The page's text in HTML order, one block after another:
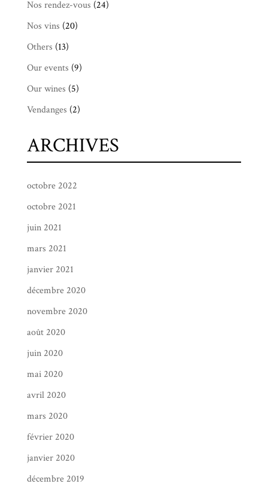
Nos rendez-vous (24)
Nos vins (20)
Others (13)
Our events (9)
Our wines (5)
Vendanges (2)
ARCHIVES
octobre 2022
octobre 2021
juin 2021
mars 2021
janvier 2021
décembre 2020
novembre 2020
août 2020
juin 2020
mai 2020
avril 2020
mars 2020
février 2020
janvier 2020
décembre 2019